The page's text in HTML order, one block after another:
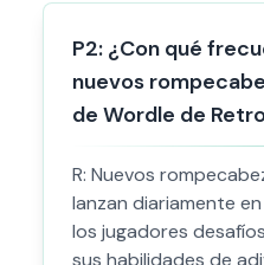
P2: ¿Con qué
nuevos
de Wordle de
R: Nuevos
lanzan diariamente
los jugadores
sus habilidades de